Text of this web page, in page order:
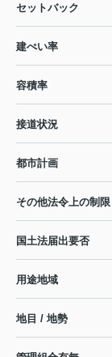
セットバック
建ぺい率
容積率
接道状況
都市計画
その他法令上の制限
国土法届出要否
用途地域
地目 / 地勢